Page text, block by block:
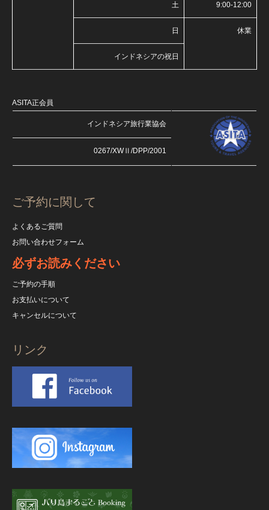
土 9:00-12:00
日 休業
インドネシアの祝日
ASITA正会員
インドネシア旅行業協会
0267/XWⅡ/DPP/2001
ご予約に関して
よくあるご質問
お問い合わせフォーム
必ずお読みください
ご予約の手順
お支払いについて
キャンセルについて
リンク